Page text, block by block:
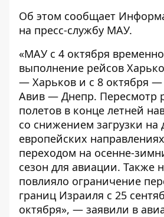
Об этом сообщает
на пресс-службу МАУ.
«МАУ с 4 октября
выполнение рейсов
— Харьков и с 8 октября
Авив — Днепр. Пересмотр
полетов в конце летней
со снижением загрузки на
европейских
переходом на осенне-
сезон для авиации. Также
повлияло ограничение
границ Израиля с 25
октября», — заявили в